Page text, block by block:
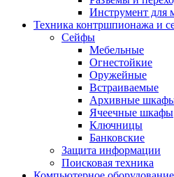
Инструмент для
Техника контршпионажа и
Сейфы
Мебельные
Огнестойкие
Оружейные
Встраиваемые
Архивные
Ячеечные шкафы
Ключницы
Банковские
Защита информации
Поисковая техника